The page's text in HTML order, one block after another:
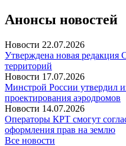
Анонсы новостей
Новости 22.07.2026
Утверждена новая редакция
территорий
Новости 17.07.2026
Минстрой России утвердил
проектирования аэродромов
Новости 14.07.2026
Операторы КРТ смогут
оформления прав на землю
Все новости